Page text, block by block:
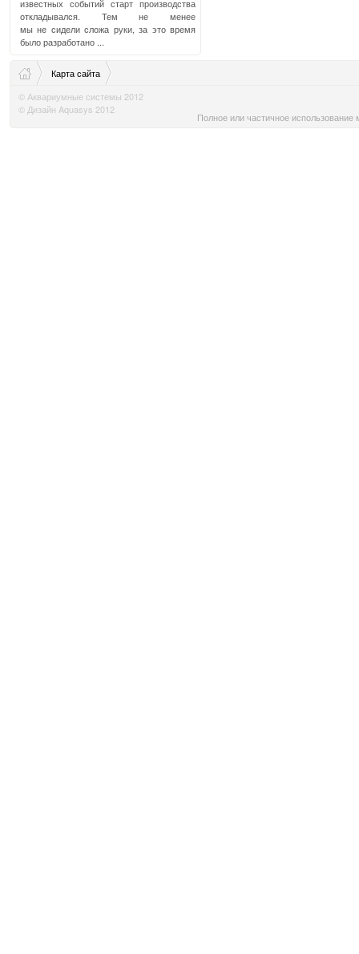
известных событий старт производства
откладывался. Тем не менее
мы не сидели сложа руки, за это время
было разработано ...
Карта сайта
© Аквариумные системы 2012
© Дизайн Aquasys 2012
Полное или частичное